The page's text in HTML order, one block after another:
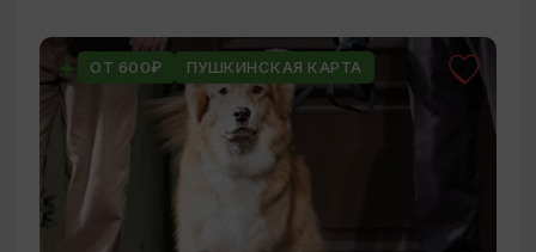
ОТ 600₽ ПУШКИНСКАЯ КАРТА